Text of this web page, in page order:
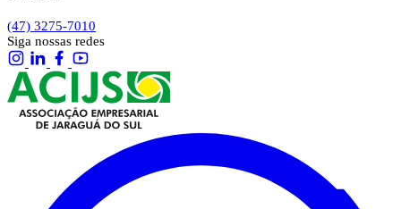
(47) 3275-7010
Siga nossas redes